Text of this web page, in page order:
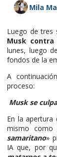
Mila
Luego de tres
Musk contra
lunes, luego
fondos de la
A
proceso:
Musk se
En la apertura
mismo como
samaritano»
IA que, por